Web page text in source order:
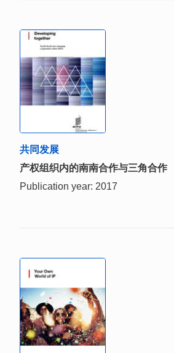
共同发展
产权组织内的南南合作与三角合作
Publication year: 2017